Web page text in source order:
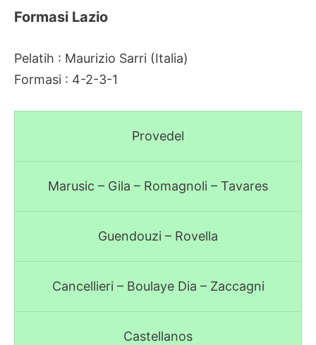
Formasi Lazio
Pelatih : Maurizio Sarri (Italia)
Formasi : 4-2-3-1
Provedel
Marusic – Gila – Romagnoli – Tavares
Guendouzi – Rovella
Cancellieri – Boulaye Dia – Zaccagni
Castellanos